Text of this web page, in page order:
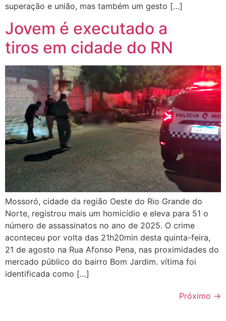
superação e união, mas também um gesto […]
Jovem é executado a
tiros em cidade do RN
Mossoró, cidade da região Oeste do Rio Grande do
Norte, registrou mais um homicídio e eleva para 51 o
número de assassinatos no ano de 2025. O crime
aconteceu por volta das 21h20min desta quinta-feira,
21 de agosto na Rua Afonso Pena, nas proximidades do
mercado público do bairro Bom Jardim. vítima foi
identificada como […]
Próximo →